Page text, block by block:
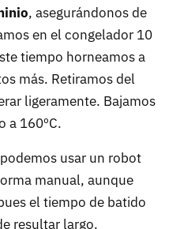
, asegurándonos de
en el congelador 10
tiempo horneamos a
más. Retiramos del
ligeramente. Bajamos
a 160ºC.
usar un robot
manual, aunque
el tiempo de batido
resultar largo.